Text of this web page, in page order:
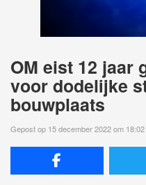
OM eist 12 jaar
voor dodelijke
bouwplaats
Gepost op 15 december 2022 om 18:02